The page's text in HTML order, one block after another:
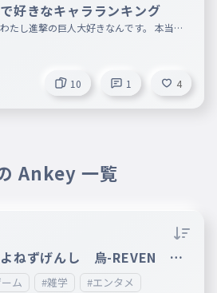
好きなキャラランキング
たし進撃の巨人大好きなんです。 本当に
しいけどグロいから気をつけてね！ あと
やってないから今回は、１０位まで作って
やってね みんなの推しも教えてねー
10 1 4
Ankey 一覧
ねずげんし 烏-REVEN １
ム #雑学 #エンタメ